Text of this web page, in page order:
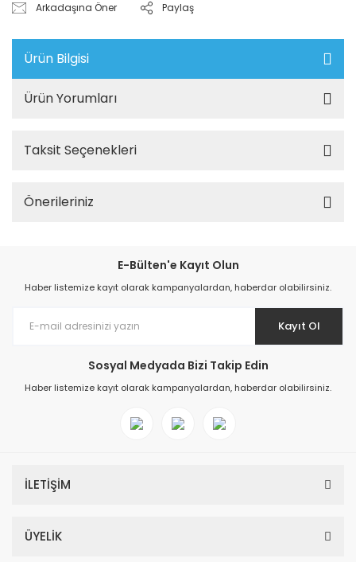
Arkadaşına Öner Paylaş
Ürün Bilgisi
Ürün Yorumları
Taksit Seçenekleri
Önerileriniz
E-Bülten'e Kayıt Olun
Haber listemize kayıt olarak kampanyalardan, haberdar olabilirsiniz.
Kayıt Ol
Sosyal Medyada Bizi Takip Edin
Haber listemize kayıt olarak kampanyalardan, haberdar olabilirsiniz.
İLETİŞİM
ÜYELİK